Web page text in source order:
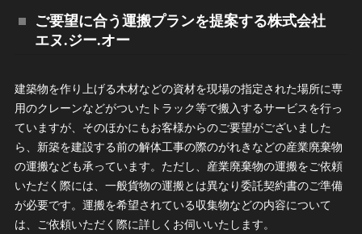
ご要望に合う運搬プランを提案する株式会社
エヌ.ジー.オー
建築物を作り上げる木材などの資材を現場の指定された場所に専
用のクレーンなどがついたトラック等で搬入するサービスを行っ
ていますが、そのほかにもお客様からのご要望がございました
ら、新築を建設する前の解体工事の際のがれきなどの産業廃棄物
の運搬なども承っています。ただし、産業廃棄物の運搬をご依頼
いただく際には、一般貨物の運搬とは異なり委託契約書のご準備
が必要です。運搬を希望されている収集物などの内容について
は、ご依頼いただく際に詳しくお伺いいたします。